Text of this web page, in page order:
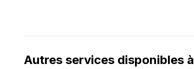
Autres services disponibles à